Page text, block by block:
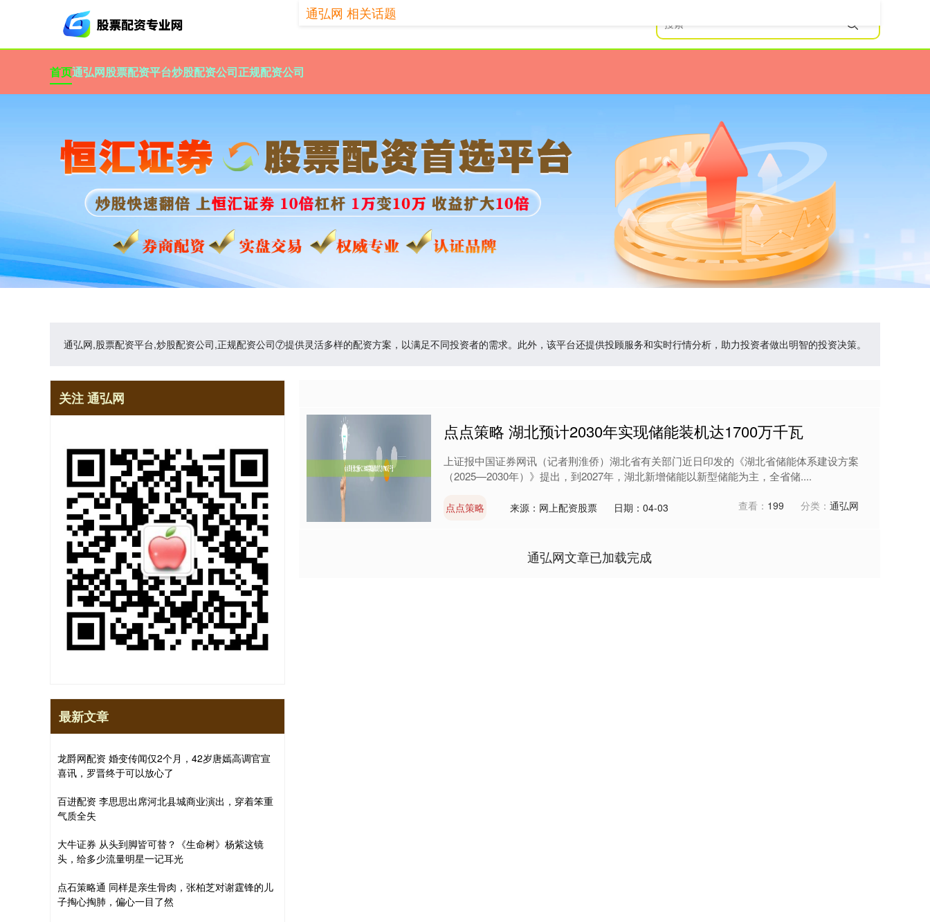
首页通弘网股票配资平台炒股配资公司正规配资公司
通弘网,股票配资平台,炒股配资公司,正规配资公司⑦提供灵活多样的配资方案，以满足不同投资者的需求。此外，该平台还提供投顾服务和实时行情分析，助力投资者做出明智的投资决策。
通弘网 相关话题
点点策略 湖北预计2030年实现储能装机达1700万千瓦
上证报中国证券网讯（记者荆淮侨）湖北省有关部门近日印发的《湖北省储能体系建设方案
（2025—2030年）》提出，到2027年，湖北新增储能以新型储能为主，全省储....
点点策略 来源：网上配资股票 日期：04-03 查看： 199 分类： 通弘网
通弘网文章已加载完成
关注 通弘网
最新文章
龙爵网配资 婚变传闻仅2个月，42岁唐嫣高调官宣
喜讯，罗晋终于可以放心了
百进配资 李思思出席河北县城商业演出，穿着笨重
气质全失
大牛证券 从头到脚皆可替？《生命树》杨紫这镜
头，给多少流量明星一记耳光
点石策略通 同样是亲生骨肉，张柏芝对谢霆锋的儿
子掏心掏肺，偏心一目了然